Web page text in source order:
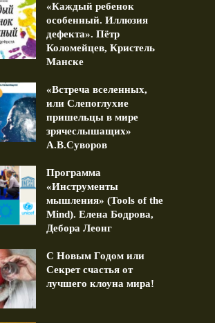
«Каждый ребенок
особенный. Иллюзия
дефекта». Пётр
Коломейцев, Кристель
Манске
«Встреча вселенных,
или Слепоглухие
пришельцы в мире
зрячеслышащих»
А.В.Суворов
Программа
«Инструменты
мышления» (Tools of the
Mind). Елена Бодрова,
Дебора Леонг
С Новым Годом или
Секрет счастья от
лучшего клоуна мира!